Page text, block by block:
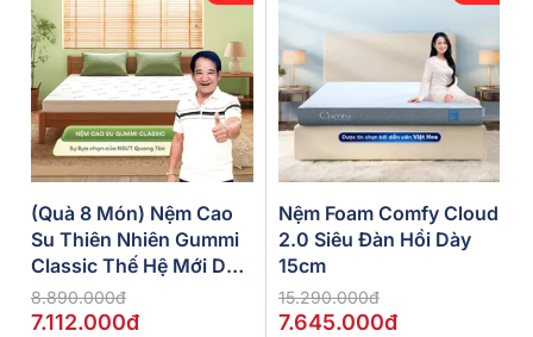
(Quà 8 Món) Nệm Cao
Su Thiên Nhiên Gummi
Classic Thế Hệ Mới Dày
5/10/15cm
8.890.000đ
7.112.000đ
Nệm Foam Comfy Cloud
2.0 Siêu Đàn Hồi Dày
15cm
15.290.000đ
7.645.000đ